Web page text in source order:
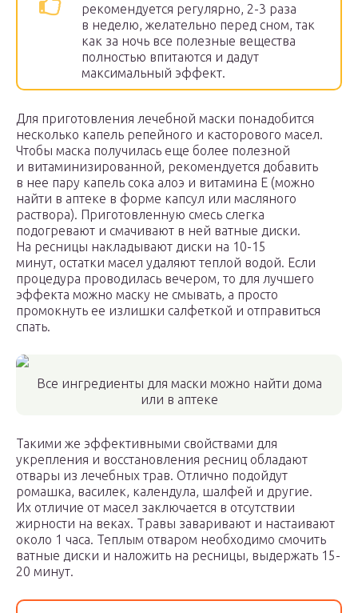
рекомендуется регулярно, 2-3 раза
в неделю, желательно перед сном, так
как за ночь все полезные вещества
полностью впитаются и дадут
максимальный эффект.
Для приготовления лечебной маски понадобится
несколько капель репейного и касторового масел.
Чтобы маска получилась еще более полезной
и витаминизированной, рекомендуется добавить
в нее пару капель сока алоэ и витамина Е (можно
найти в аптеке в форме капсул или масляного
раствора). Приготовленную смесь слегка
подогревают и смачивают в ней ватные диски.
На ресницы накладывают диски на 10-15
минут, остатки масел удаляют теплой водой. Если
процедура проводилась вечером, то для лучшего
эффекта можно маску не смывать, а просто
промокнуть ее излишки салфеткой и отправиться
спать.
Все ингредиенты для маски можно найти дома
или в аптеке
Такими же эффективными свойствами для
укрепления и восстановления ресниц обладают
отвары из лечебных трав. Отлично подойдут
ромашка, василек, календула, шалфей и другие.
Их отличие от масел заключается в отсутствии
жирности на веках. Травы заваривают и настаивают
около 1 часа. Теплым отваром необходимо смочить
ватные диски и наложить на ресницы, выдержать 15-
20 минут.